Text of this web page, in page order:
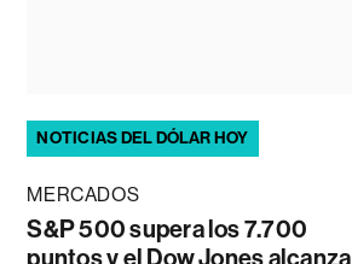
NOTICIAS DEL DÓLAR HOY
MERCADOS
S&P 500 supera los 7.700
puntos y el Dow Jones alcanza